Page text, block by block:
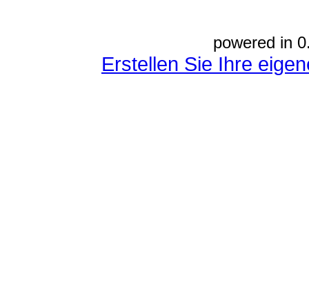
powered in
Erstellen Sie Ihre